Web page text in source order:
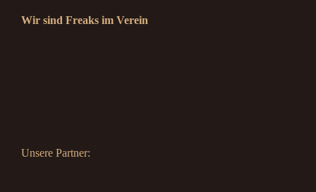
Wir sind Freaks im Verein
Unsere Partner: